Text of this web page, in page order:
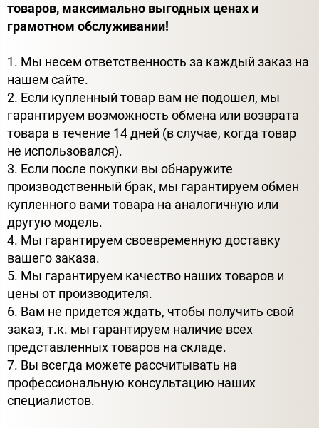
товаров, максимально выгодных ценах и
грамотном обслуживании!
1. Мы несем ответственность за каждый заказ на
нашем сайте.
2. Если купленный товар вам не подошел, мы
гарантируем возможность обмена или возврата
товара в течение 14 дней (в случае, когда товар
не использовался).
3. Если после покупки вы обнаружите
производственный брак, мы гарантируем обмен
купленного вами товара на аналогичную или
другую модель.
4. Мы гарантируем своевременную доставку
вашего заказа.
5. Мы гарантируем качество наших товаров и
цены от производителя.
6. Вам не придется ждать, чтобы получить свой
заказ, т.к. мы гарантируем наличие всех
представленных товаров на складе.
7. Вы всегда можете рассчитывать на
профессиональную консультацию наших
специалистов.